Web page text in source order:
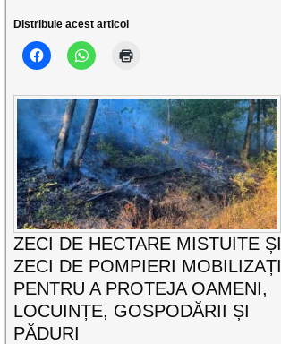
Distribuie acest articol
ZECI DE HECTARE MISTUITE ȘI
ZECI DE POMPIERI MOBILIZAȚI
PENTRU A PROTEJA OAMENI,
LOCUINȚE, GOSPODĂRII ȘI
PĂDURI